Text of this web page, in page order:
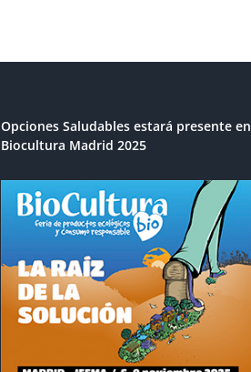
Opciones Saludables estará presente en
Biocultura Madrid 2025